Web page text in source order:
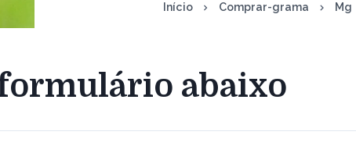
Início Comprar-grama Mg
abaixo